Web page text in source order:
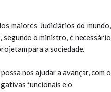
maiores Judiciários do mundo,
o ministro, é necessário
para a sociedade.
nos ajudar a avançar, com o
funcionais e o